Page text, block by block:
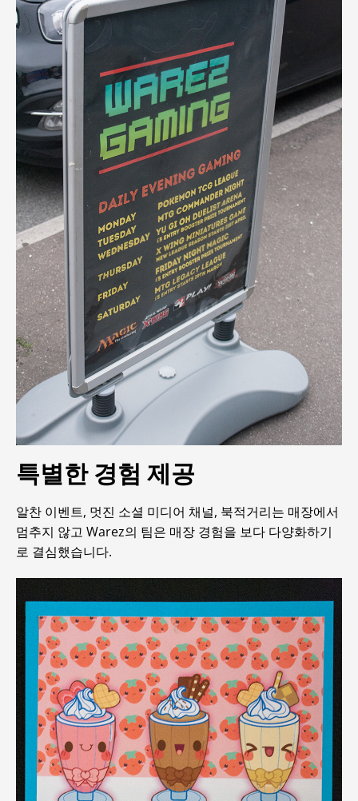
특별한 경험 제공
알찬 이벤트, 멋진 소셜 미디어 채널, 북적거리는 매장에서
멈추지 않고 Warez의 팀은 매장 경험을 보다 다양화하기
로 결심했습니다.